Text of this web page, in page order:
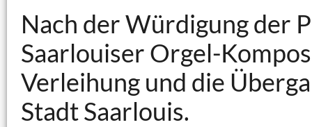
Nach der Würdigung der
Saarlouiser Orgel-
Verleihung und die
Stadt Saarlouis.